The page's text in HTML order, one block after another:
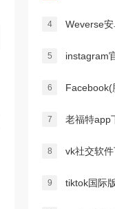
4
5
6
7
8
9